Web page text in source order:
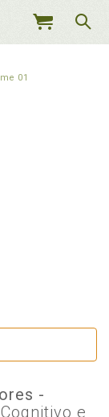
MEU
01
-
e